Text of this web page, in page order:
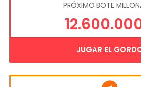
PRÓXIMO BOTE
JUGAR EL